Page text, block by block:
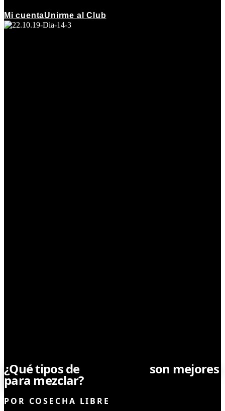
Mi cuentaUnirme al Club
¿Qué tipos de son mejores
para mezclar?
POR COSECHA LIBRE